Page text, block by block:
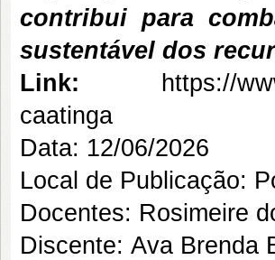
contribui para
sustentável dos
Link:
https://
caatinga
Data: 12/06/2026
Local de Publicação:
Docentes: Rosimeire
Discente: Ava Brenda